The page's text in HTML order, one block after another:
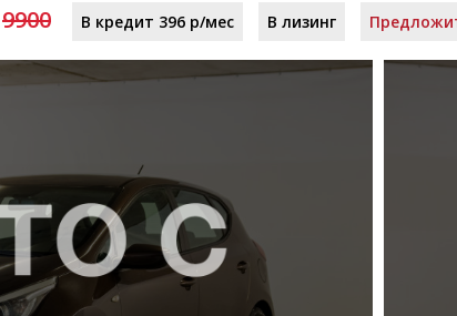
9900 В кредит 396 р/мес В лизинг